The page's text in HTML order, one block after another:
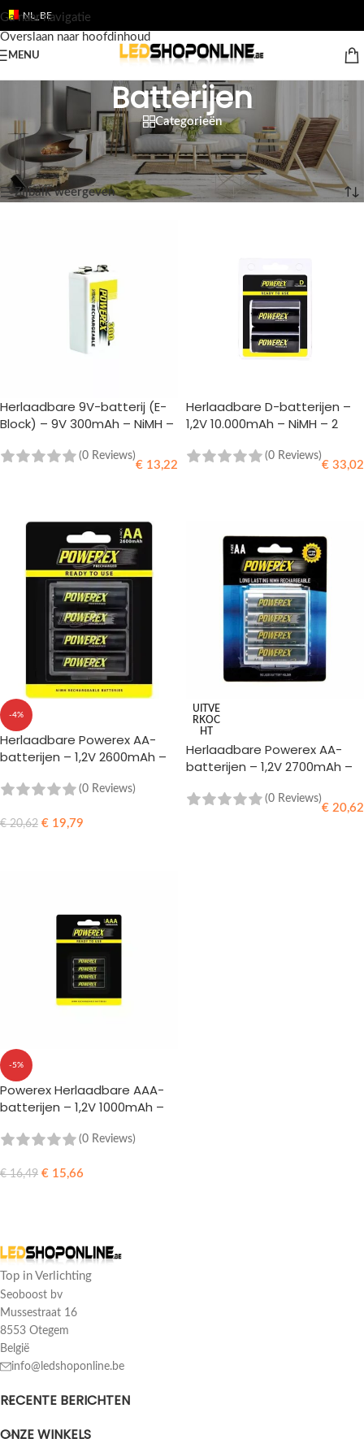
Ga naar navigatie
Overslaan naar hoofdinhoud
NL_BE
MENU
Batterijen
Categorieën
Home/ Shop/Producten TOEBEHOREN/Batterijen
Toont alle 5 resultaten
Zijbalk weergeven
Herlaadbare 9V-batterij (E-
Block) – 9V 300mAh – NiMH –
(0 Reviews)
€ 13,22
Herlaadbare D-batterijen –
1,2V 10.000mAh – NiMH – 2
(0 Reviews)
€ 33,02
-4%
Herlaadbare Powerex AA-
batterijen – 1,2V 2600mAh –
Gebruiksklaar(0 Reviews)
€20,62 € 19,79
UITVE
RKOC
HT
Herlaadbare Powerex AA-
batterijen – 1,2V 2700mAh –
(0 Reviews)
€ 20,62
-5%
Powerex Herlaadbare AAA-
batterijen – 1,2V 1000mAh –
(0 Reviews)
€16,49 € 15,66
Top in Verlichting
Seoboost bv
Mussestraat 16
8553 Otegem
België
info@ledshoponline.be
RECENTE BERICHTEN
ONZE WINKELS